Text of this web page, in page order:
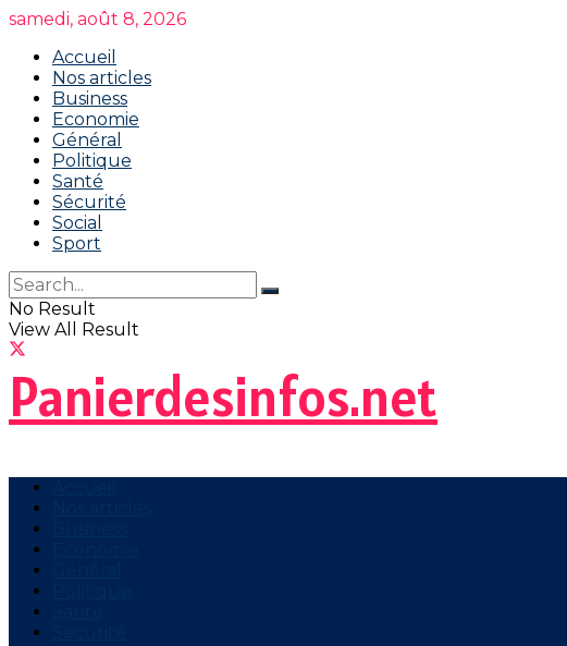
samedi, août 8, 2026
Accueil
Nos articles
Business
Economie
Général
Politique
Santé
Sécurité
Social
Sport
No Result
View All Result
Panierdesinfos.net